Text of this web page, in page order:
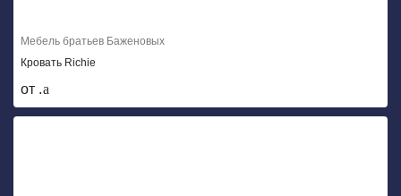
Мебель братьев Баженовых
Кровать Richie
от .